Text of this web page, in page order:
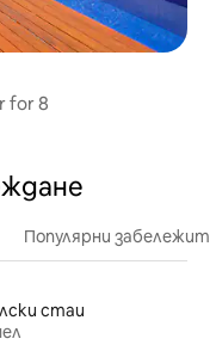
for 8
Популярни
стаи